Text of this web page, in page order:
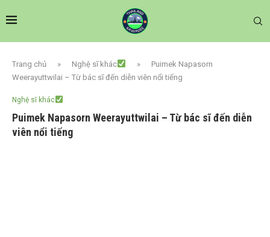
Trang chủ » Nghệ sĩ khác »
Puimek Napasorn
Weerayuttwilai – Từ bác sĩ đến diễn viên nổi tiếng
Nghệ sĩ khác
Puimek Napasorn Weerayuttwilai – Từ bác sĩ đến diễn
viên nổi tiếng